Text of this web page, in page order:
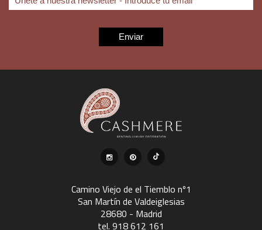
Camino Viejo de el Tiemblo nº1
San Martín de Valdeiglesias
28680 - Madrid
tel. 918 612 161